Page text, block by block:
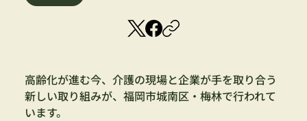
高齢化が進む今、介護の現場と企業が手を取り合う
新しい取り組みが、福岡市城南区・梅林で行われて
います。